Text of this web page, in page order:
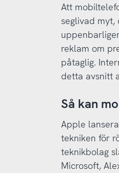
Att
seglivad
reklam om
påtaglig.
detta avsnitt
Så kan
Apple
tekniken för
teknikbolag
Microsoft,